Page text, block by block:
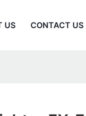
US CONTACT US